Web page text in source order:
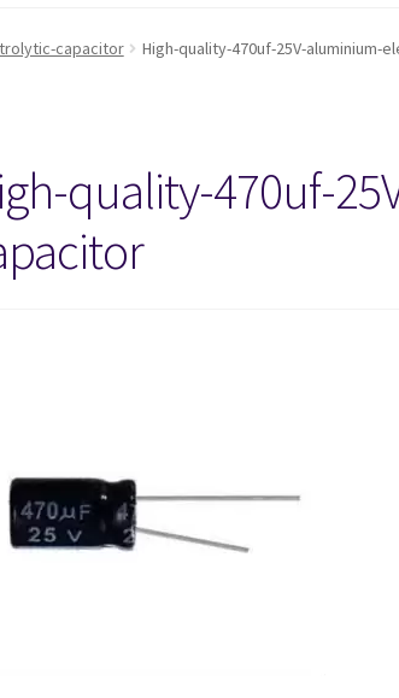
Ohjeet Oma tili Ostoskori Toimitusehdot
capacitor High-quality-470uf-25V-aluminium-
quality-470uf-